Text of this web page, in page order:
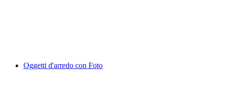
Oggetti d'arredo con Foto